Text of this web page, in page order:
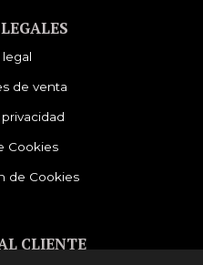
legal
de venta
Cookies
de Cookies
CLIENTE